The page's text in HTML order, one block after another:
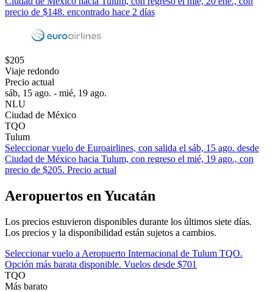
precio de $148. encontrado hace 2 días
$205
Viaje redondo
Precio actual
sáb, 15 ago. - mié, 19 ago.
NLU
Ciudad de México
TQO
Tulum
Seleccionar vuelo de Euroairlines, con salida el sáb, 15 ago. desde
Ciudad de México hacia Tulum, con regreso el mié, 19 ago., con
precio de $205. Precio actual
Aeropuertos en Yucatán
Los precios estuvieron disponibles durante los últimos siete días.
Los precios y la disponibilidad están sujetos a cambios.
Seleccionar vuelo a Aeropuerto Internacional de Tulum TQO.
Opción más barata disponible. Vuelos desde $701
TQO
Más barato